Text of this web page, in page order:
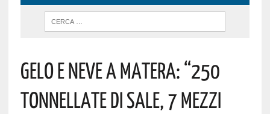
Gelo E Neve A Matera: “250
Tonnellate Di Sale, 7 Mezzi